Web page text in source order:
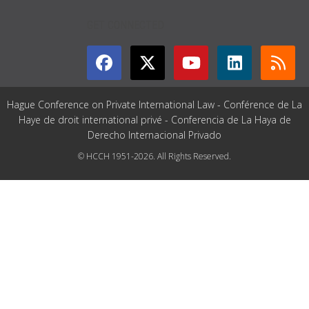
Hague Conference on Private International Law - Conférence de La
Haye de droit international privé - Conferencia de La Haya de
Derecho Internacional Privado
© HCCH 1951-2026. All Rights Reserved.